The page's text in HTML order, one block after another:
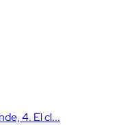
4. El cl...